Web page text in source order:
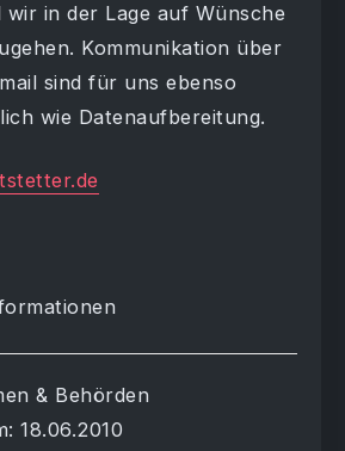
wir in der Lage auf Wünsche
Kommunikation über
sind für uns ebenso
wie Datenaufbereitung.
& Behörden
18.06.2010